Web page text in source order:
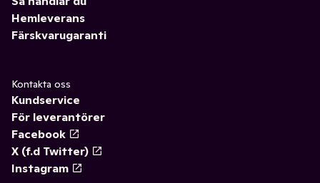
Hemleverans
Färskvarugaranti
Kontakta oss
Kundservice
För leverantörer
Facebook
X (f.d Twitter)
Instagram